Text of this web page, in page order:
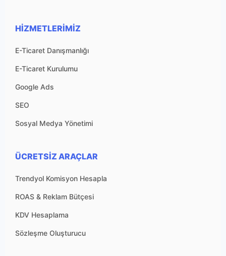
HIZMETLERIMIZ
E-Ticaret Danışmanlığı
E-Ticaret Kurulumu
Google Ads
SEO
Sosyal Medya Yönetimi
ÜCRETSIZ ARAÇLAR
Trendyol Komisyon Hesapla
ROAS & Reklam Bütçesi
KDV Hesaplama
Sözleşme Oluşturucu